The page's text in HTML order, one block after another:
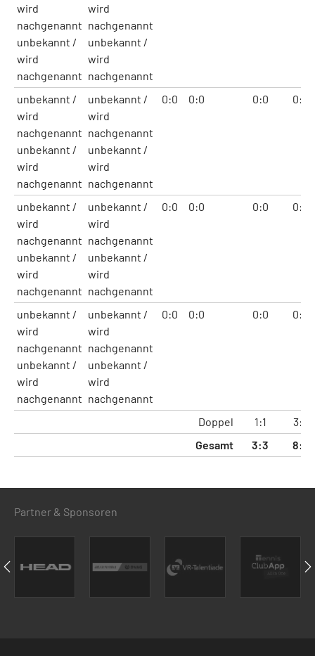
wird
nachgenannt
unbekannt /
wird
nachgenannt
wird
nachgenannt
unbekannt /
wird
nachgenannt
unbekannt /
wird
nachgenannt
unbekannt /
wird
nachgenannt
unbekannt /
wird
nachgenannt
unbekannt /
wird
nachgenannt
0:0 0:0 0:0 0:0
unbekannt /
wird
nachgenannt
unbekannt /
wird
nachgenannt
unbekannt /
wird
nachgenannt
unbekannt /
wird
nachgenannt
0:0 0:0 0:0 0:0
unbekannt /
wird
nachgenannt
unbekannt /
wird
nachgenannt
unbekannt /
wird
nachgenannt
unbekannt /
wird
nachgenannt
0:0 0:0 0:0 0:0
Doppel 1:1
3:2
Gesamt
3:3 8:6
Partner & Sponsoren